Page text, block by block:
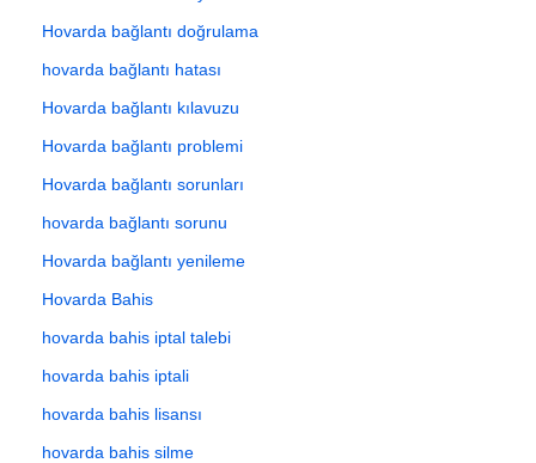
Hovarda bağlantı doğrulama
hovarda bağlantı hatası
Hovarda bağlantı kılavuzu
Hovarda bağlantı problemi
Hovarda bağlantı sorunları
hovarda bağlantı sorunu
Hovarda bağlantı yenileme
Hovarda Bahis
hovarda bahis iptal talebi
hovarda bahis iptali
hovarda bahis lisansı
hovarda bahis silme